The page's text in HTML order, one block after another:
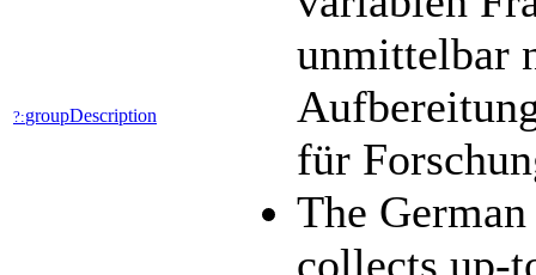
?:groupDescription
unmittelbar
für
The
collects up-